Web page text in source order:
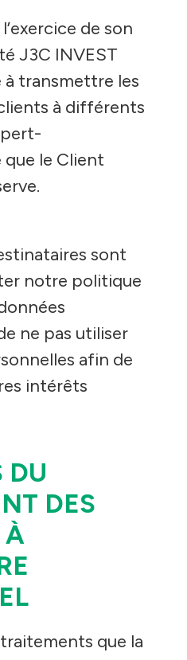
de son
J3C INVEST
transmettre les
à différents
le Client
sont
notre politique
ne pas utiliser
afin de
intérêts
DU
DES
À
que la